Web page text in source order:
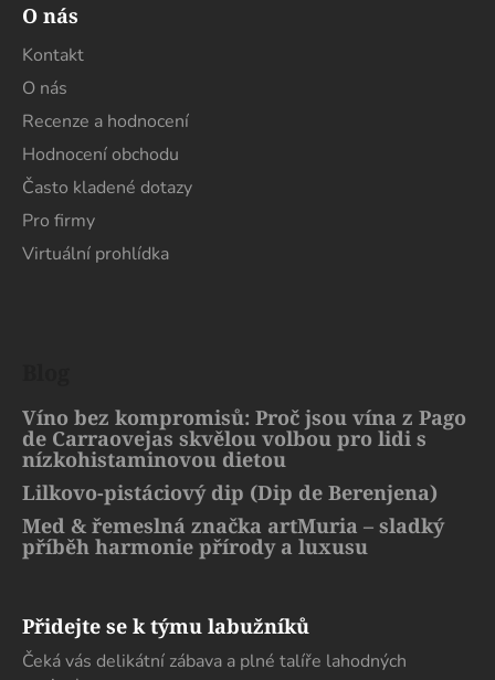
O nás
Kontakt
O nás
Recenze a hodnocení
Hodnocení obchodu
Často kladené dotazy
Pro firmy
Virtuální prohlídka
Víno bez kompromisů: Proč jsou vína z Pago
de Carraovejas skvělou volbou pro lidi s
nízkohistaminovou dietou
Lilkovo-pistáciový dip (Dip de Berenjena)
Med & řemeslná značka artMuria – sladký
příběh harmonie přírody a luxusu
Přidejte se k týmu labužníků
Čeká vás delikátní zábava a plné talíře lahodných